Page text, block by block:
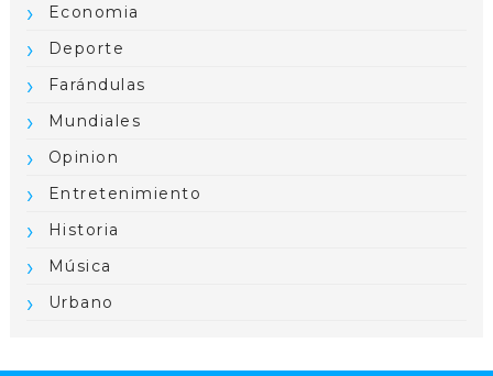
Economia
Deporte
Farándulas
Mundiales
Opinion
Entretenimiento
Historia
Música
Urbano